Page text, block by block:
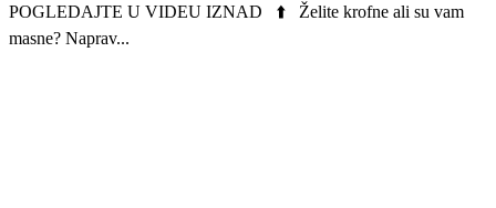
POGLEDAJTE U VIDEU IZNAD ⬆️ Želite krofne ali su vam
masne? Naprav...